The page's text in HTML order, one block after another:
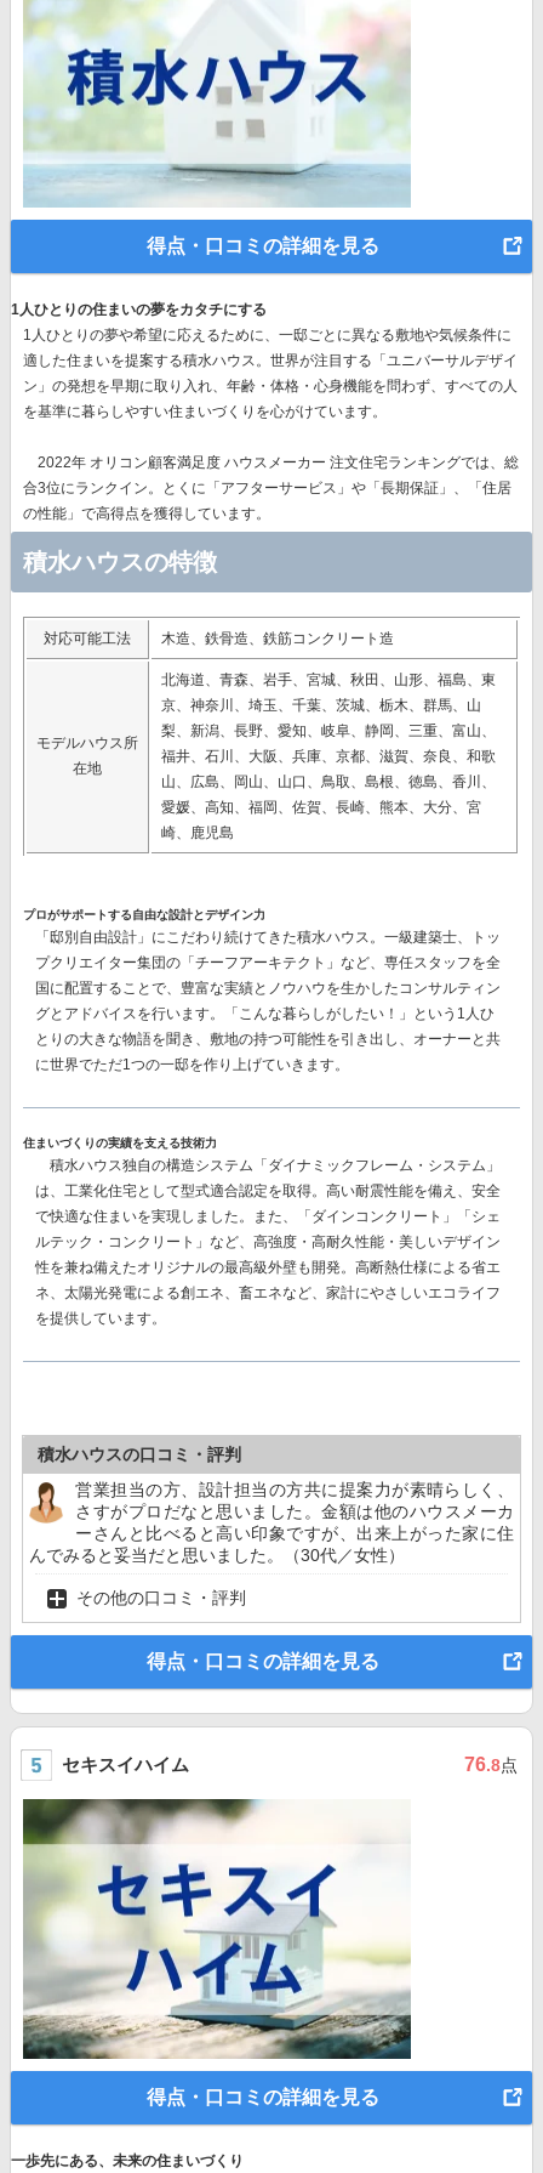
得点・口コミの詳細を見る
1人ひとりの住まいの夢をカタチにする
1人ひとりの夢や希望に応えるために、一邸ごとに異なる敷地や気候条件に
適した住まいを提案する積水ハウス。世界が注目する 「ユニバーサルデザイ
ン」の発想を早期に取り入れ、年齢・体格・心身機能を問わず、すべての人
を基準に暮らしやすい住まいづくりを心がけています。
2022年 オリコン顧客満足度 ハウスメーカー 注文住宅ランキングでは、総
合3位にランクイン。とくに 「アフターサービス」や「長期保証」、「住居
の性能」で高得点を獲得しています。
積水ハウスの特徴
対応可能工法 木造、鉄骨造、鉄筋コンクリート造
モデルハウス所
在地
北海道、青森、岩手、宮城、秋田、山形、福島、東
京、神奈川、埼玉、千葉、茨城、栃木、群馬、山
梨、新潟、長野、愛知、岐阜、静岡、三重、富山、
福井、石川、大阪、兵庫、京都、滋賀、奈良、和歌
山、広島、岡山、山口、鳥取、島根、徳島、香川、
愛媛、高知、福岡、佐賀、長崎、熊本、大分、宮
崎、鹿児島
プロがサポートする自由な設計とデザイン力
「邸別自由設計」 にこだわり続けてきた積水ハウス。一級建築士、トッ
プクリエイター集団の 「チーフアーキテクト」 など、専任スタッフを全
国に配置することで、豊富な実績とノウハウを生かしたコンサルティン
グとアドバイスを行います。「こんな暮らしがしたい！」という1人ひ
とりの大きな物語を聞き、敷地の持つ可能性を引き出し、オーナーと共
に世界でただ1つの一邸を作り上げていきます。
住まいづくりの実績を支える技術力
積水ハウス独自の構造システム 「ダイナミックフレーム・システム」
は、工業化住宅として型式適合認定を取得。高い耐震性能を備え、安全
で快適な住まいを実現しました。また、
「ダインコンクリート」「シェ
ルテック・コンクリート」 など、高強度・高耐久性能・美しいデザイン
性を兼ね備えたオリジナルの最高級外壁も開発。高断熱仕様による省エ
ネ、太陽光発電による創エネ、畜エネなど、家計にやさしいエコライフ
を提供しています。
積水ハウスの口コミ・評判
営業担当の方、設計担当の方共に提案力が素晴らしく、
さすがプロだなと思いました。金額は他のハウスメーカ
ーさんと比べると高い印象ですが、出来上がった家に住
んでみると妥当だと思いました。（30代／女性）
その他の口コミ・評判
得点・口コミの詳細を見る
セキスイハイム 76.8点
得点・口コミの詳細を見る
一歩先にある、未来の住まいづくり